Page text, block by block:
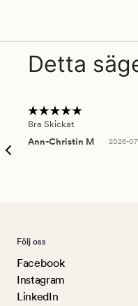
Detta
Bra Skickat
Ann-Christin M
2026-
Följ oss
Facebook
Instagram
LinkedIn